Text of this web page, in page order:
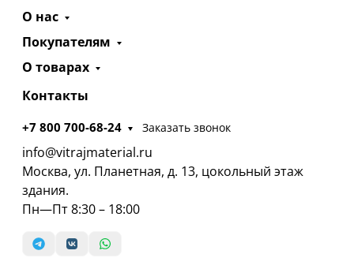
О нас
Покупателям
О товарах
Контакты
+7 800 700-68-24 Заказать звонок
info@vitrajmaterial.ru
Москва, ул. Планетная, д. 13, цокольный этаж
здания.
Пн—Пт 8:30 – 18:00